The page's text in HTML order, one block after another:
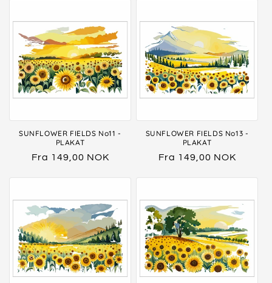
SUNFLOWER FIELDS No11 -
PLAKAT
Vanlig
Fra 149,00 NOK
SUNFLOWER FIELDS No13 -
PLAKAT
Vanlig
Fra 149,00 NOK